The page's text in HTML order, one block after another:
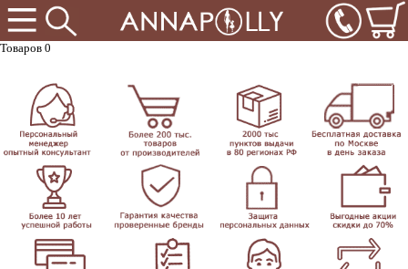
Товаров 0